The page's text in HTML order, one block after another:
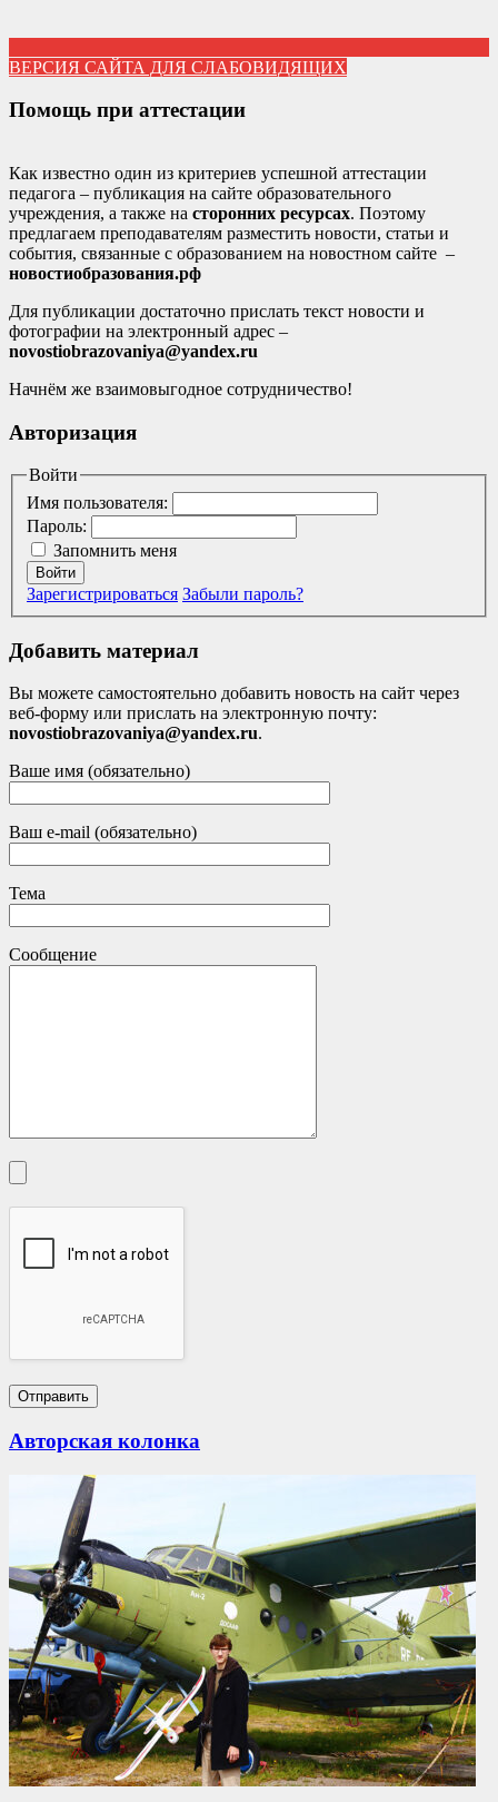
ВЕРСИЯ САЙТА ДЛЯ СЛАБОВИДЯЩИХ
Помощь при аттестации
Как известно один из критериев успешной аттестации
педагога – публикация на сайте образовательного
учреждения, а также на сторонних ресурсах. Поэтому
предлагаем преподавателям разместить новости, статьи и
события, связанные с образованием на новостном сайте –
новостиобразования.рф
Для публикации достаточно прислать текст новости и
фотографии на электронный адрес –
novostiobrazovaniya@yandex.ru
Начнём же взаимовыгодное сотрудничество!
Авторизация
Войти
Имя пользователя:
Пароль:
Запомнить меня
Войти
Зарегистрироваться Забыли пароль?
Добавить материал
Вы можете самостоятельно добавить новость на сайт через
веб-форму или прислать на электронную почту:
novostiobrazovaniya@yandex.ru.
Ваше имя (обязательно)
Ваш e-mail (обязательно)
Тема
Сообщение
Авторская колонка